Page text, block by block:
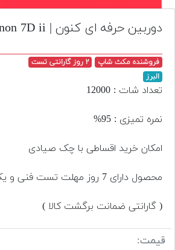
تجهیزات
مکث
افزودن
محصول
قیمت
دوربین حرفه ای کنون | Canon 7D ii
فروشنده مکث شاپ
۲ روز گارانتی تست
البرز
تعداد شات : 12000
نمره تمیزی : 95%
امکان خرید اقساطی با چک صیادی
محصول دارای 7 روز مهلت تست فنی و یک سال گارانتی
( گارانتی ضمانت برگشت کالا )
قیمت: